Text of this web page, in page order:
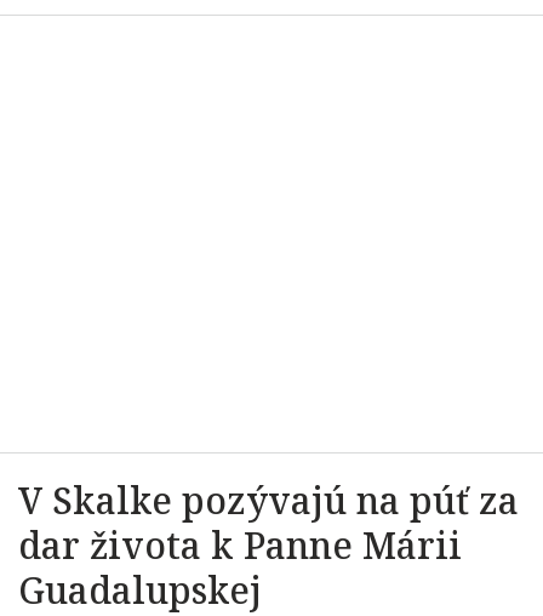
V Skalke pozývajú na púť za
dar života k Panne Márii
Guadalupskej